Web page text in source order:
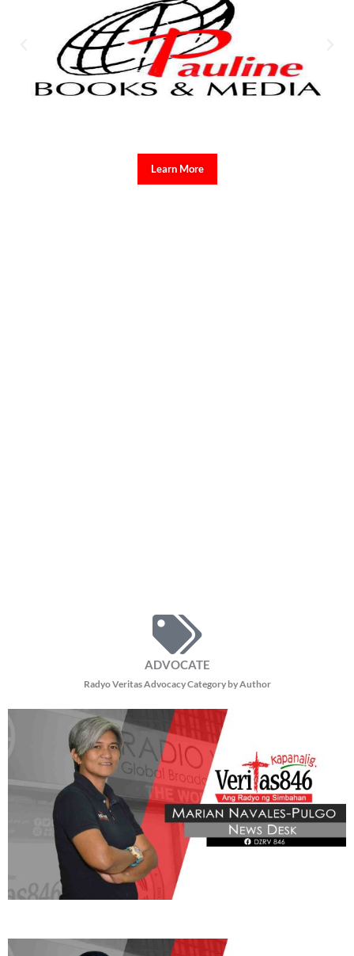
Learn More
ADVOCATE
Radyo Veritas Advocacy Category by Author